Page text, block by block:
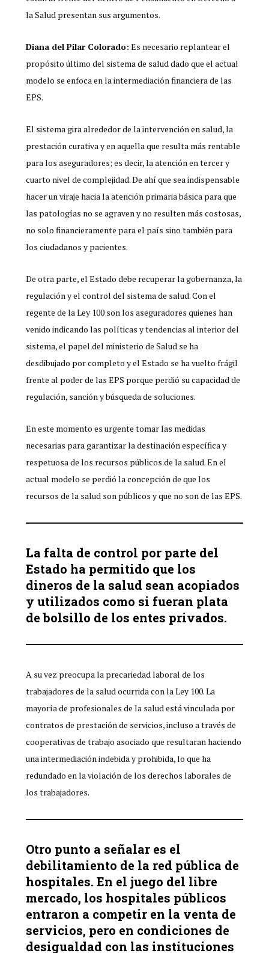
la Salud presentan sus argumentos.
Diana del Pilar Colorado: Es necesario replantear el
propósito último del sistema de salud dado que el actual
modelo se enfoca en la intermediación financiera de las
EPS.
El sistema gira alrededor de la intervención en salud, la
prestación curativa y en aquella que resulta más rentable
para los aseguradores; es decir, la atención en tercer y
cuarto nivel de complejidad. De ahí que sea indispensable
hacer un viraje hacia la atención primaria básica para que
las patologías no se agraven y no resulten más costosas,
no solo financieramente para el país sino también para
los ciudadanos y pacientes.
De otra parte, el Estado debe recuperar la gobernanza, la
regulación y el control del sistema de salud. Con el
regente de la Ley 100 son los aseguradores quienes han
venido indicando las políticas y tendencias al interior del
sistema, el papel del ministerio de Salud se ha
desdibujado por completo y el Estado se ha vuelto frágil
frente al poder de las EPS porque perdió su capacidad de
regulación, sanción y búsqueda de soluciones.
En este momento es urgente tomar las medidas
necesarias para garantizar la destinación específica y
respetuosa de los recursos públicos de la salud. En el
actual modelo se perdió la concepción de que los
recursos de la salud son públicos y que no son de las EPS.
La falta de control por parte del
Estado ha permitido que los
dineros de la salud sean acopiados
y utilizados como si fueran plata
de bolsillo de los entes privados.
A su vez preocupa la precariedad laboral de los
trabajadores de la salud ocurrida con la Ley 100. La
mayoría de profesionales de la salud está vinculada por
contratos de prestación de servicios, incluso a través de
cooperativas de trabajo asociado que resultaran haciendo
una intermediación indebida y prohibida, lo que ha
redundado en la violación de los derechos laborales de
los trabajadores.
Otro punto a señalar es el
debilitamiento de la red pública de
hospitales. En el juego del libre
mercado, los hospitales públicos
entraron a competir en la venta de
servicios, pero en condiciones de
desigualdad con las instituciones